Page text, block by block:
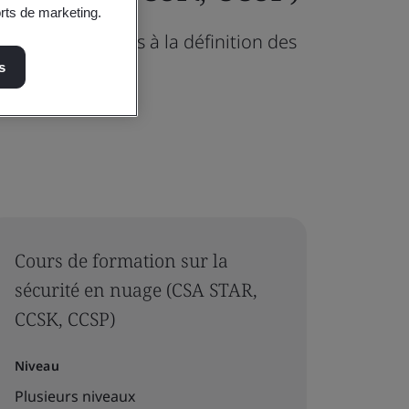
et des audits à la définition des
Cours de formation sur la
sécurité en nuage (CSA STAR,
CCSK, CCSP)
Niveau
Plusieurs niveaux
de marketing.